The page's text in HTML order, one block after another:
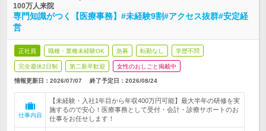
100万人来院
専門知識がつく【医療事務】#未経験9割#アクセス抜群#安定経
営
正社員 職種・業種未経験OK 急募 転勤なし 学歴不問
完全週休2日制 第二新卒歓迎 女性のおしごと掲載中
情報更新日：2026/07/07 終了予定日： 2026/08/24
仕事内容
【未経験・入社1年目から年収400万円可能】最大半年の研修を実
施するので安心！医療事務として受付・会計・診療サポートのお
仕事をお任せします！